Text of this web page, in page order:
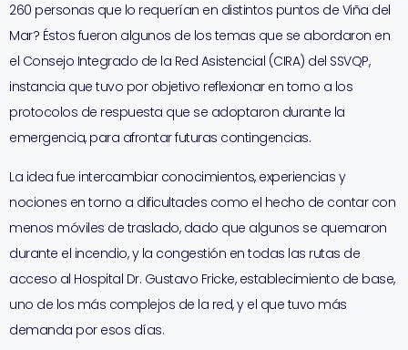
260 personas que lo requerían en distintos puntos de Viña del
Mar? Éstos fueron algunos de los temas que se abordaron en
el Consejo Integrado de la Red Asistencial (CIRA) del SSVQP,
instancia que tuvo por objetivo reflexionar en torno a los
protocolos de respuesta que se adoptaron durante la
emergencia, para afrontar futuras contingencias.
La idea fue intercambiar conocimientos, experiencias y
nociones en torno a dificultades como el hecho de contar con
menos móviles de traslado, dado que algunos se quemaron
durante el incendio, y la congestión en todas las rutas de
acceso al Hospital Dr. Gustavo Fricke, establecimiento de base,
uno de los más complejos de la red, y el que tuvo más
demanda por esos días.